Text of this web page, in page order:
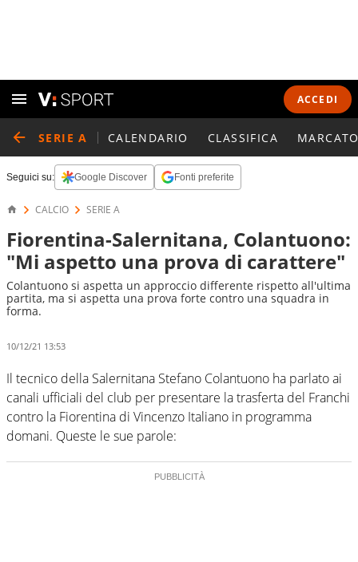
ACCEDI
SERIE A CALENDARIO CLASSIFICA
Seguici su: Google Discover Fonti preferite
CALCIO SERIE A
Fiorentina-Salernitana, Colantuono:
"Mi aspetto una prova di carattere"
Colantuono si aspetta un approccio differente rispetto all'ultima
partita, ma si aspetta una prova forte contro una squadra in
forma.
10/12/21 13:53
Il tecnico della Salernitana Stefano Colantuono ha parlato ai
canali ufficiali del club per presentare la trasferta del Franchi
contro la Fiorentina di Vincenzo Italiano in programma
domani. Queste le sue parole: